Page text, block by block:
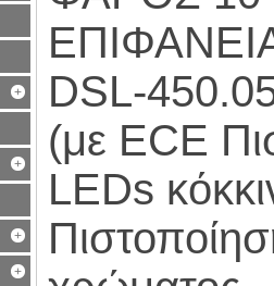
DSL-
(με ΕCE
LEDs